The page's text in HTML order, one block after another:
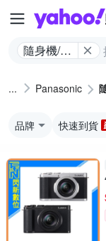
隨身機/類
Panasonic
品牌 快速到貨